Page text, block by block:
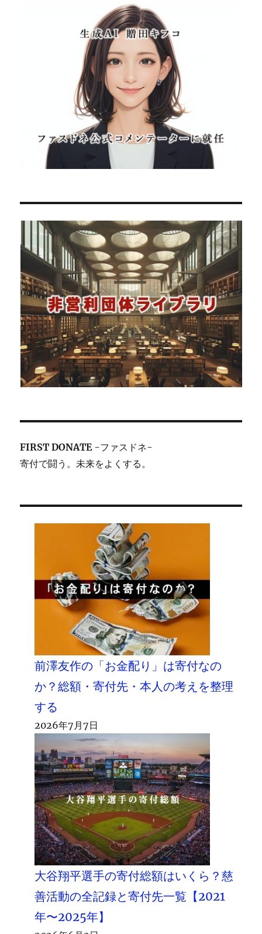
FIRST DONATE-ファスドネ-
寄付で闘う。未来をよくする。
前澤友作の「お金配り」は寄付なの
か？総額・寄付先・本人の考えを整理
する
2026年7月7日
大谷翔平選手の寄付総額はいくら？慈
善活動の全記録と寄付先一覧【2021
年〜2025年】